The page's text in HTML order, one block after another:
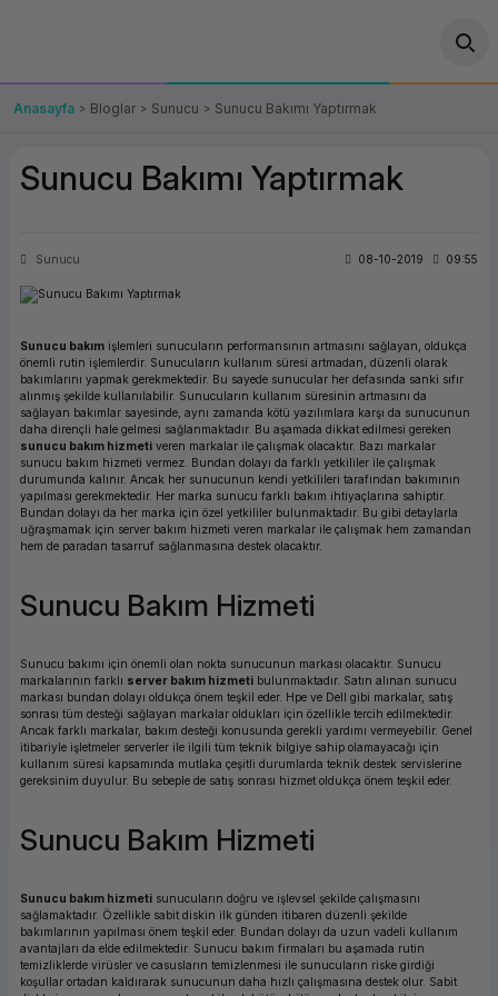
OT/VT Ürünleri
POS Terminali
Para Çekmecesi
Panel PC
Bileşenleri
Makinesi
Makinesi
Çözümleri
Bağlantı
Yedekleme
Ürünler
Paketi
Anasayfa Bloglar Sunucu Sunucu Bakımı Yaptırmak
Sunucu Bakımı Yaptırmak
Sunucu 08-10-2019 09:55
Sunucu bakım işlemleri sunucuların performansının artmasını sağlayan, oldukça
önemli rutin işlemlerdir. Sunucuların kullanım süresi artmadan, düzenli olarak
bakımlarını yapmak gerekmektedir. Bu sayede sunucular her defasında sanki sıfır
alınmış şekilde kullanılabilir. Sunucuların kullanım süresinin artmasını da
sağlayan bakımlar sayesinde, aynı zamanda kötü yazılımlara karşı da sunucunun
daha dirençli hale gelmesi sağlanmaktadır. Bu aşamada dikkat edilmesi gereken
sunucu bakım hizmeti veren markalar ile çalışmak olacaktır. Bazı markalar
sunucu bakım hizmeti vermez. Bundan dolayı da farklı yetkililer ile çalışmak
durumunda kalınır. Ancak her sunucunun kendi yetkilileri tarafından bakımının
yapılması gerekmektedir. Her marka sunucu farklı bakım ihtiyaçlarına sahiptir.
Bundan dolayı da her marka için özel yetkililer bulunmaktadır. Bu gibi detaylarla
uğraşmamak için server bakım hizmeti veren markalar ile çalışmak hem zamandan
hem de paradan tasarruf sağlanmasına destek olacaktır.
Sunucu Bakım Hizmeti
Sunucu bakımı için önemli olan nokta sunucunun markası olacaktır. Sunucu
markalarının farklı server bakım hizmeti bulunmaktadır. Satın alınan sunucu
markası bundan dolayı oldukça önem teşkil eder. Hpe ve Dell gibi markalar, satış
sonrası tüm desteği sağlayan markalar oldukları için özellikle tercih edilmektedir.
Ancak farklı markalar, bakım desteği konusunda gerekli yardımı vermeyebilir. Genel
itibariyle işletmeler serverler ile ilgili tüm teknik bilgiye sahip olamayacağı için
kullanım süresi kapsamında mutlaka çeşitli durumlarda teknik destek servislerine
gereksinim duyulur. Bu sebeple de satış sonrası hizmet oldukça önem teşkil eder.
Sunucu Bakım Hizmeti
Sunucu bakım hizmeti sunucuların doğru ve işlevsel şekilde çalışmasını
sağlamaktadır. Özellikle sabit diskin ilk günden itibaren düzenli şekilde
bakımlarının yapılması önem teşkil eder. Bundan dolayı da uzun vadeli kullanım
avantajları da elde edilmektedir. Sunucu bakım firmaları bu aşamada rutin
temizliklerde virüsler ve casusların temizlenmesi ile sunucuların riske girdiği
koşullar ortadan kaldırarak sunucunun daha hızlı çalışmasına destek olur. Sabit